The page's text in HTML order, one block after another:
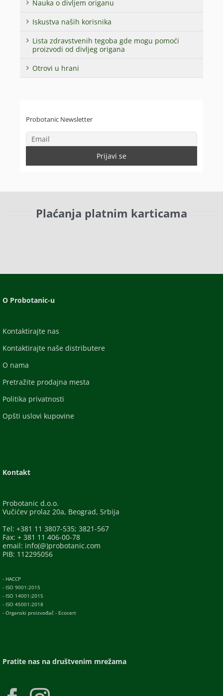
Nauka o divljem origanu
Iskustva naših korisnika
Lista zdravstvenih tegoba gde mogu pomoći
proizvodi od divljeg origana
Otrovi u hrani
Probotanic Newsletter
Plaćanja platnim karticama
O Probotanic-u
Kontaktirajte nas
Kontaktirajte naše distributere
O nama
Pretražite prodajna mesta
Politika privatnosti
Opšti uslovi kupovine
Kontakt
Probotanic d.o.o.
Vučićev prolaz 20a, Beograd, Srbija
Tel: +381 11 3807-535; 3821-567
Fax: + 381 11 406-00-78
email: info(@)probotanic.com
PIB: 112295056
- HACCP
- ISO 9001:2015
- ISO 14001:2015
- ISO 45001:2018
- Organski proizvođač - Ecocert
Pratite nas na društvenim mrežama